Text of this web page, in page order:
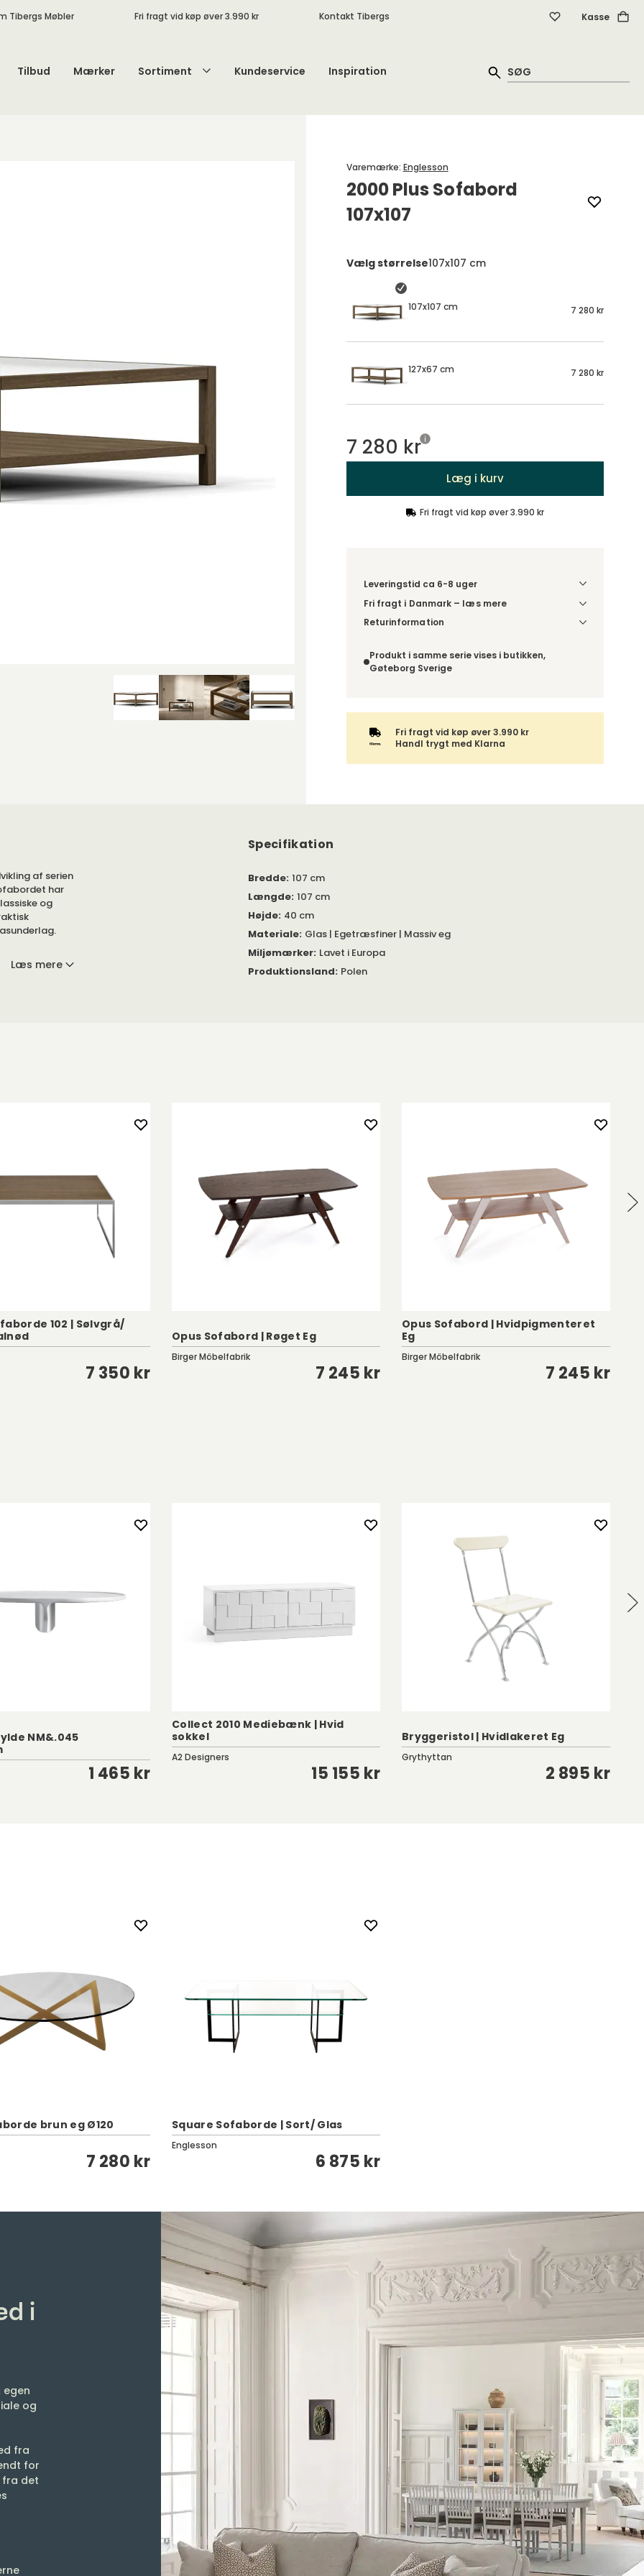
Tibergs Møbler Fri fragt vid køp øver 3.990 kr Kontakt Tibergs Kasse
Tilbud Mærker Sortiment Kundeservice Inspiration
2000 Plus Sofabord
107x107
Varemærke: Englesson
Vælg størrelse107x107 cm
107x107 cm 7 280 kr
127x67 cm 7 280 kr
7 280 kr
Læg i kurv
Fri fragt vid køp øver 3.990 kr
Leveringstid ca 6-8 uger
Fri fragt i Danmark – læs mere
Denne vare leveres til din dør/tomtgrænse. Inden
varen sammen med andre produkter, sendes
hele ordren samlet.
Returinformation
der ikke fortrydelsesret.
Produkt i samme serie vises i butikken,
Gøteborg Sverige
Fri fragt vid køp øver 3.990 kr
Handl trygt med Klarna
af serien
har
og
i
Læs mere
Specifikation
Bredde: 107 cm
Længde: 107 cm
Højde: 40 cm
Materiale: Glas | Egetræsfiner | Massiv eg
Miljømærker: Lavet i Europa
Produktionsland: Polen
102 | Sølvgrå/
7 350 kr
Opus Sofabord | Røget Eg
Birger Möbelfabrik
7 245 kr
Opus Sofabord | Hvidpigmenteret
Eg
Birger Möbelfabrik
7 245 kr
NM&.045
1 465 kr
Collect 2010 Mediebænk | Hvid
sokkel
A2 Designers
15 155 kr
Bryggeristol | Hvidlakeret Eg
Grythyttan
2 895 kr
brun eg Ø120
7 280 kr
Square Sofaborde | Sort/ Glas
Englesson
6 875 kr
i
egen
og
fra
for
fra det